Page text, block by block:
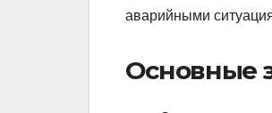
аварийными
Основные